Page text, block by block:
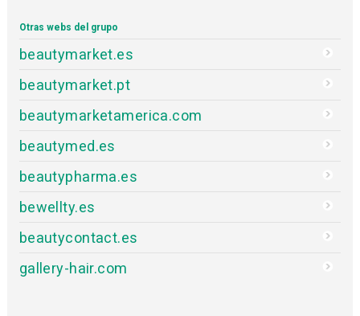
Otras webs del grupo
beautymarket.es
beautymarket.pt
beautymarketamerica.com
beautymed.es
beautypharma.es
bewellty.es
beautycontact.es
gallery-hair.com